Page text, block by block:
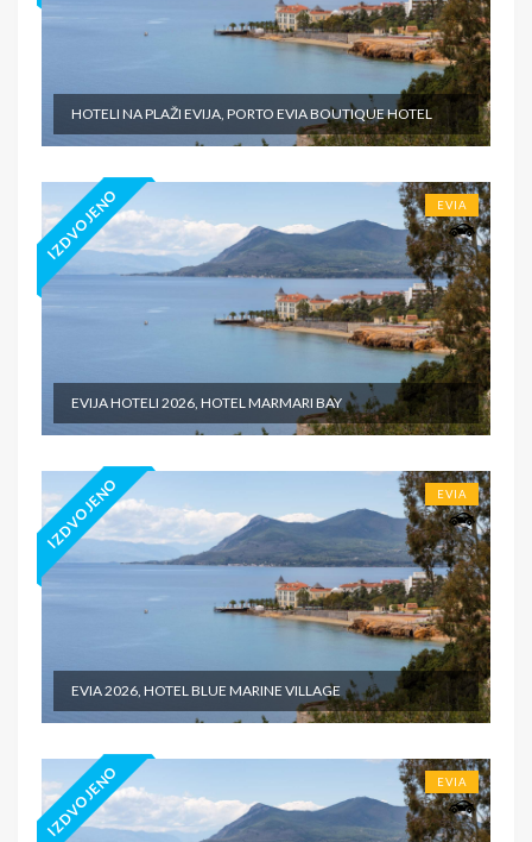
HOTELI NA PLAŽI EVIJA, PORTO EVIA BOUTIQUE HOTEL
IZDVOJENO EVIA
EVIJA HOTELI 2026, HOTEL MARMARI BAY
IZDVOJENO EVIA
EVIA 2026, HOTEL BLUE MARINE VILLAGE
IZDVOJENO EVIA